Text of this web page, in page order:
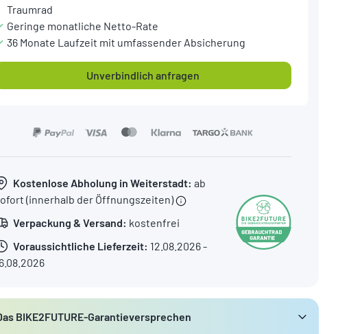
Traumrad
Geringe monatliche Netto-Rate
36 Monate Laufzeit mit umfassender Absicherung
Unverbindlich anfragen
Kostenlose Abholung in Weiterstadt: ab
(innerhalb der Öffnungszeiten)
Verpackung & Versand: kostenfrei
Voraussichtliche Lieferzeit: 12.08.2026 -
BIKE2FUTURE-Garantieversprechen